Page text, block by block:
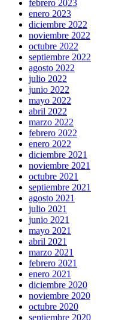
febrero 2023
enero 2023
diciembre 2022
noviembre 2022
octubre 2022
septiembre 2022
agosto 2022
julio 2022
junio 2022
mayo 2022
abril 2022
marzo 2022
febrero 2022
enero 2022
diciembre 2021
noviembre 2021
octubre 2021
septiembre 2021
agosto 2021
julio 2021
junio 2021
mayo 2021
abril 2021
marzo 2021
febrero 2021
enero 2021
diciembre 2020
noviembre 2020
octubre 2020
septiembre 2020